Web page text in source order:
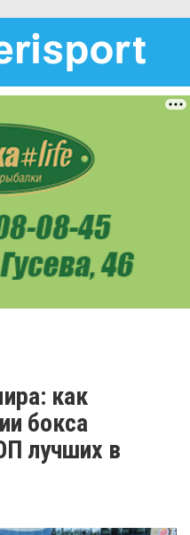
как
бокса
лучших в